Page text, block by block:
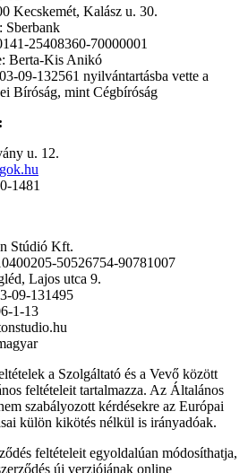
Kecskemét, Kalász u. 30.
Sberbank
25408360-70000001
Berta-Kis Anikó
09-132561 nyilvántartásba vette a
Bíróság, mint Cégbíróság
u. 12.
1481
Stúdió Kft.
50526754-90781007
Lajos utca 9.
09-131495
1-13
a Szolgáltató és a Vevő között
feltételeit tartalmazza. Az Általános
szabályozott kérdésekre az Európai
külön kikötés nélkül is irányadóak.
feltételeit egyoldalúan módosíthatja,
új verziójának online